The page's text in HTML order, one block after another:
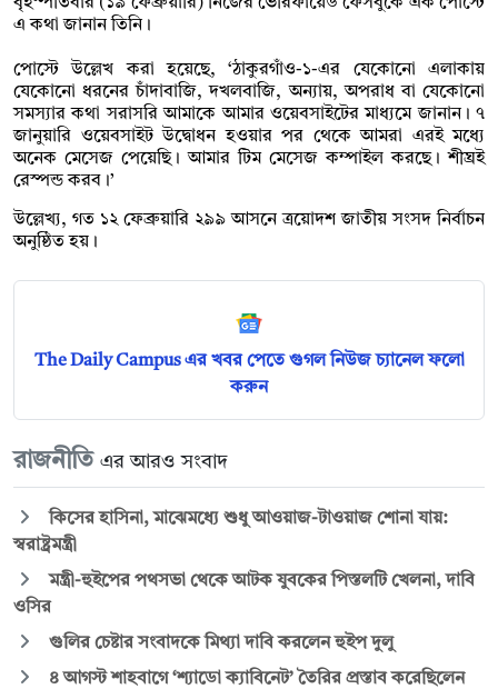
এ কথা জানান তিনি।
পোস্টে উল্লেখ করা হয়েছে, ‘ঠাকুরগাঁও-১-এর যেকোনো এলাকায়
যেকোনো ধরনের চাঁদাবাজি, দখলবাজি, অন্যায়, অপরাধ বা যেকোনো
সমস্যার কথা সরাসরি আমাকে আমার ওয়েবসাইটের মাধ্যমে জানান। ৭
জানুয়ারি ওয়েবসাইট উদ্বোধন হওয়ার পর থেকে আমরা এরই মধ্যে
অনেক মেসেজ পেয়েছি। আমার টিম মেসেজ কম্পাইল করছে। শীঘ্রই
রেস্পন্ড করব।’
উল্লেখ্য, গত ১২ ফেব্রুয়ারি ২৯৯ আসনে ত্রয়োদশ জাতীয় সংসদ নির্বাচন
অনুষ্ঠিত হয়।
The Daily Campus এর খবর পেতে গুগল নিউজ চ্যানেল ফলো
করুন
রাজনীতি এর আরও সংবাদ
কিসের হাসিনা, মাঝেমধ্যে শুধু আওয়াজ-টাওয়াজ শোনা যায়:
স্বরাষ্ট্রমন্ত্রী
মন্ত্রী-হুইপের পথসভা থেকে আটক যুবকের পিস্তলটি খেলনা, দাবি
ওসির
গুলির চেষ্টার সংবাদকে মিথ্যা দাবি করলেন হুইপ দুলু
৪ আগস্ট শাহবাগে ‘শ্যাডো ক্যাবিনেট’ তৈরির প্রস্তাব করেছিলেন